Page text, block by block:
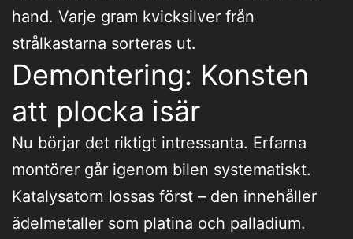
hand. Varje gram kvicksilver från
strålkastarna sorteras ut.
Demontering: Konsten
att plocka isär
Nu börjar det riktigt intressanta. Erfarna
montörer går igenom bilen systematiskt.
Katalysatorn lossas först – den innehåller
ädelmetaller som platina och palladium.